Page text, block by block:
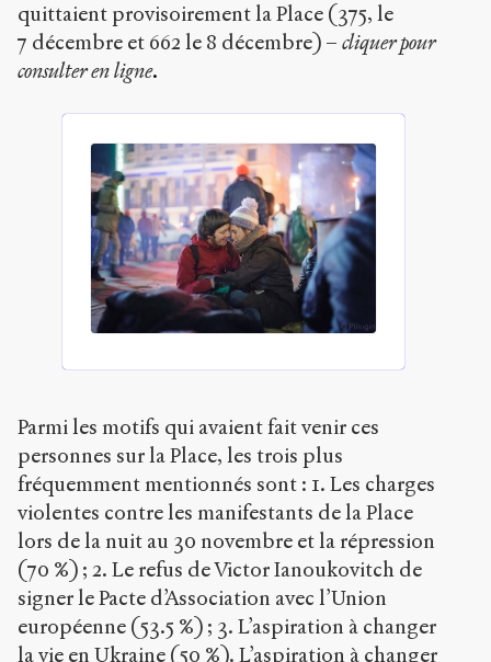
quittaient provisoirement la Place (375, le
7 décembre et 662 le 8 décembre) – cliquer pour
consulter en ligne.
Parmi les motifs qui avaient fait venir ces
personnes sur la Place, les trois plus
fréquemment mentionnés sont : 1. Les charges
violentes contre les manifestants de la Place
lors de la nuit au 30 novembre et la répression
(70 %) ; 2. Le refus de Victor Ianoukovitch de
signer le Pacte d’Association avec l’Union
européenne (53.5 %) ; 3. L’aspiration à changer
la vie en Ukraine (50 %). L’aspiration à changer